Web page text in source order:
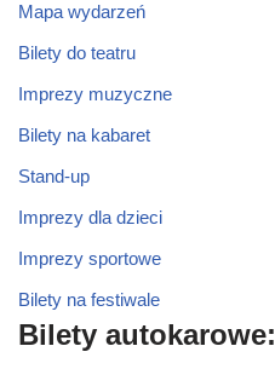
Mapa wydarzeń
Bilety do teatru
Imprezy muzyczne
Bilety na kabaret
Stand-up
Imprezy dla dzieci
Imprezy sportowe
Bilety na festiwale
Bilety autokarowe: